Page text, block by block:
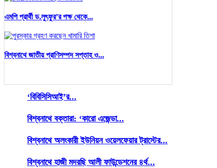
এমপি প্রার্থী ড.লুৎফুর’র পক্ষ থেকে...
বিশ্বনাথে জাতীয় প্রাণিসম্পদ সপ্তাহ ও...
‘বিবিসিসিআই’র...
বিশ্বনাথে বক্তারা: ‘কারো এজেন্ডা...
বিশ্বনাথে অলংকারী ইউনিয়ন ওয়েলফেয়ার ট্রাস্টের...
বিশ্বনাথে হাজী মদরছি আলী ফাউন্ডেশনের ৪র্থ...